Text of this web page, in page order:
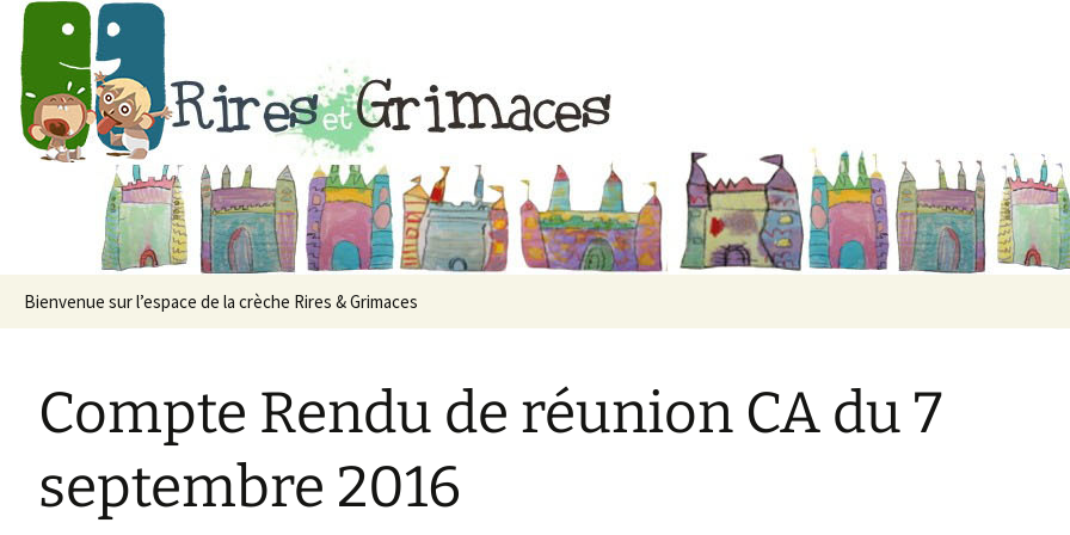
Crèche associative Rires et
Bienvenue sur l’espace de la crèche Rires & Grimaces
Compte Rendu de réunion CA du 7
septembre 2016